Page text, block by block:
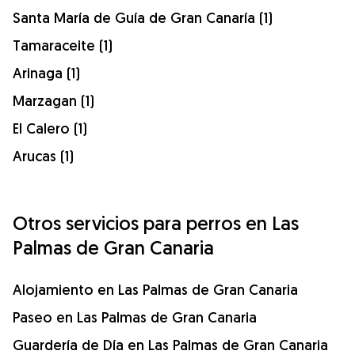
Santa María de Guía de Gran Canaría (1)
Tamaraceite (1)
Arinaga (1)
Marzagan (1)
El Calero (1)
Arucas (1)
Otros servicios para perros en Las
Palmas de Gran Canaria
Alojamiento en Las Palmas de Gran Canaria
Paseo en Las Palmas de Gran Canaria
Guardería de Día en Las Palmas de Gran Canaria